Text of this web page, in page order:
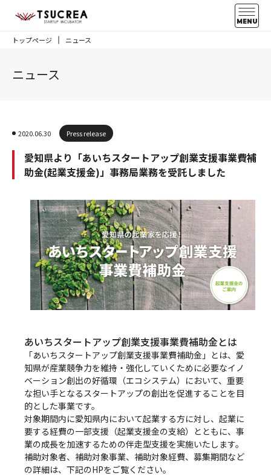
MENU
トップページ ニュース
ニュース
2020.06.30 Press release
愛知県より「あいちスタートアップ創業支援事業費補
助金(起業支援金)」事務局業務を受託しました
あいちスタートアップ創業支援事業費補助金とは
「あいちスタートアップ創業支援事業費補助金」とは、愛
知県が産業競争力を維持・強化していくために必要なイノ
ベーション創出の好循環（エコシステム）において、重要
な担い手となるスタートアップの創出を促進することを目
的とした事業です。
対象期間内に愛知県内において起業する方に対し、起業に
要する経費の一部支援（起業支援金の支給）とともに、事
業の成長を加速するための伴走型支援を実施いたします。
補助対象者、補助対象事業、補助対象経費、募集期間など
の詳細は、下記のHPをご覧ください。